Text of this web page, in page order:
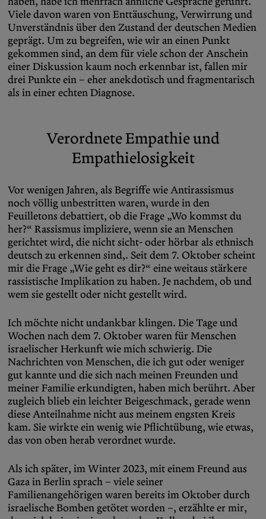
Viele davon waren von Enttäuschung, Verwirrung und
Unverständnis über den Zustand der deutschen Medien
geprägt. Um zu begreifen, wie wir an einen Punkt
gekommen sind, an dem für viele schon der Anschein
einer Diskussion kaum noch erkennbar ist, fallen mir
drei Punkte ein – eher anekdotisch und fragmentarisch
als in einer echten Diagnose.
Verordnete Empathie und
Empathielosigkeit
Vor wenigen Jahren, als Begriffe wie Antirassismus
noch völlig unbestritten waren, wurde in den
Feuilletons debattiert, ob die Frage „Wo kommst du
her?“ Rassismus impliziere, wenn sie an Menschen
gerichtet wird, die nicht sicht- oder hörbar als ethnisch
deutsch zu erkennen sind,. Seit dem 7. Oktober scheint
mir die Frage „Wie geht es dir?“ eine weitaus stärkere
rassistische Implikation zu haben. Je nachdem, ob und
wem sie gestellt oder nicht gestellt wird.
Ich möchte nicht undankbar klingen. Die Tage und
Wochen nach dem 7. Oktober waren für Menschen
israelischer Herkunft wie mich schwierig. Die
Nachrichten von Menschen, die ich gut oder weniger
gut kannte und die sich nach meinen Freunden und
meiner Familie erkundigten, haben mich berührt. Aber
zugleich blieb ein leichter Beigeschmack, gerade wenn
diese Anteilnahme nicht aus meinem engsten Kreis
kam. Sie wirkte ein wenig wie Pflichtübung, wie etwas,
das von oben herab verordnet wurde.
Als ich später, im Winter 2023, mit einem Freund aus
Gaza in Berlin sprach – viele seiner
Familienangehörigen waren bereits im Oktober durch
israelische Bomben getötet worden –, erzählte er mir,